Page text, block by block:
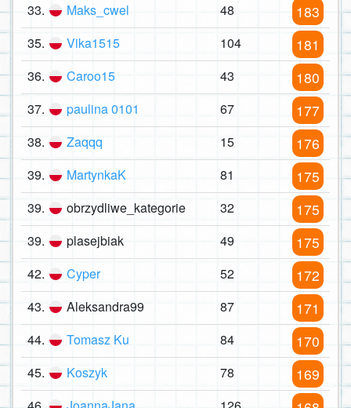
33. Maks_cwel 48 183
35. Vika1515 104 181
36. Caroo15 43 180
37. paulina 0101 67 177
38. Zaqqq 15 176
39. MartynkaK 81 175
39. obrzydliwe_kategorie 32 175
39. plasejbiak 49 175
42. Cyper 52 172
43. Aleksandra99 87 171
44. Tomasz Ku 84 170
45. Koszyk 78 169